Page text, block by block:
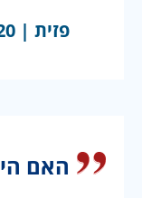
פזית |
האם